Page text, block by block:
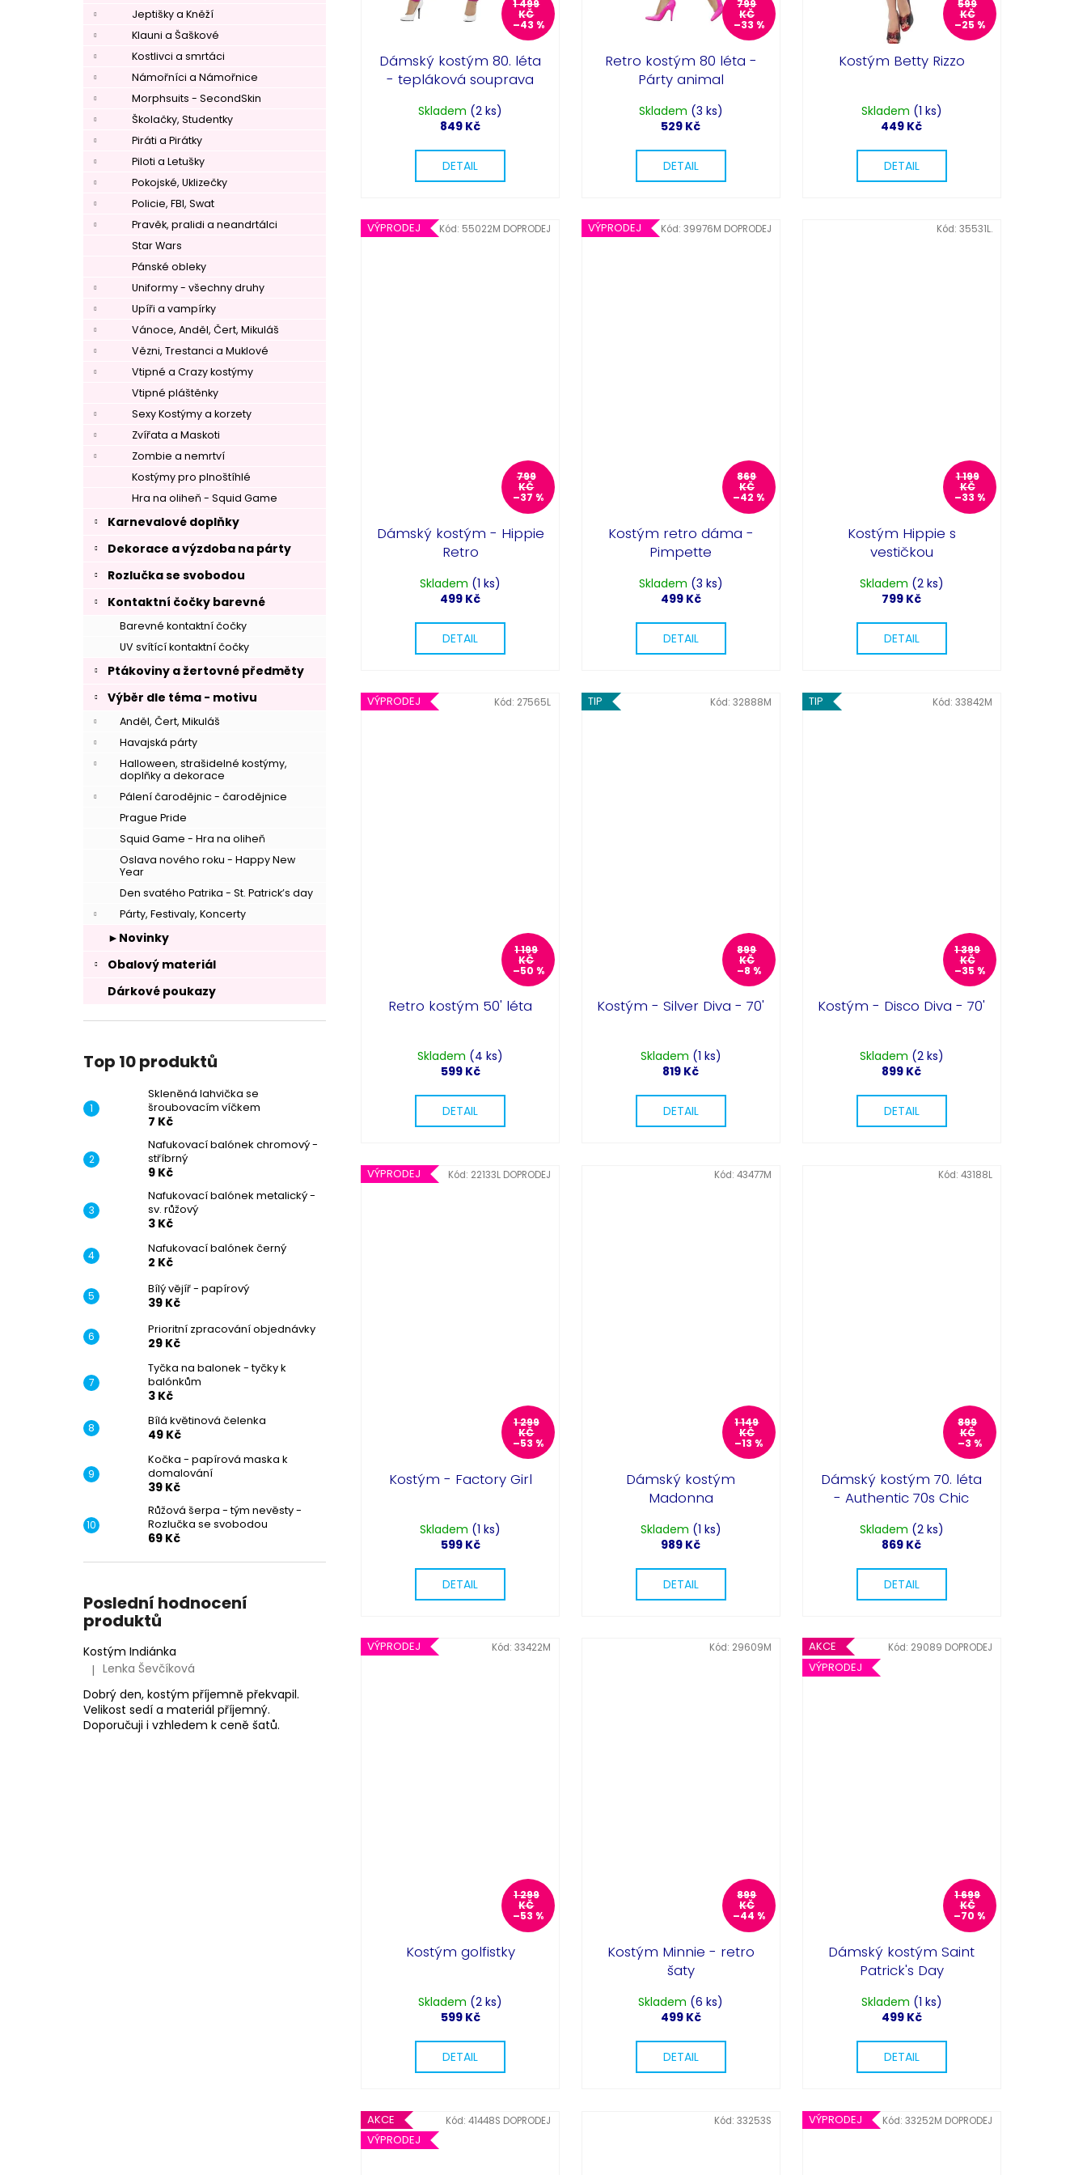
Jeptišky a Kněží
Klauni a Šaškové
Kostlivci a smrtáci
Námořníci a Námořnice
Morphsuits - SecondSkin
Školačky, Studentky
Piráti a Pirátky
Piloti a Letušky
Pokojské, Uklizečky
Policie, FBI, Swat
Pravěk, pralidi a neandrtálci
Star Wars
Pánské obleky
Uniformy - všechny druhy
Upíři a vampírky
Vánoce, Anděl, Čert, Mikuláš
Vězni, Trestanci a Muklové
Vtipné a Crazy kostýmy
Vtipné pláštěnky
Sexy Kostýmy a korzety
Zvířata a Maskoti
Zombie a nemrtví
Kostýmy pro plnoštíhlé
Hra na oliheň - Squid Game
Karnevalové doplňky
Dekorace a výzdoba na párty
Rozlučka se svobodou
Kontaktní čočky barevné
Barevné kontaktní čočky
UV svítící kontaktní čočky
Ptákoviny a žertovné předměty
Výběr dle téma - motivu
Anděl, Čert, Mikuláš
Havajská párty
Halloween, strašidelné kostýmy,
doplňky a dekorace
Pálení čarodějnic - čarodějnice
Prague Pride
Squid Game - Hra na oliheň
Oslava nového roku - Happy New
Year
Den svatého Patrika - St. Patrick’s day
Párty, Festivaly, Koncerty
►Novinky
Obalový materiál
Dárkové poukazy
Top 10 produktů
Skleněná lahvička se
šroubovacím víčkem
7 Kč
Nafukovací balónek chromový -
stříbrný
9 Kč
Nafukovací balónek metalický -
sv. růžový
3 Kč
Nafukovací balónek černý
2 Kč
Bílý vějíř - papírový
39 Kč
Prioritní zpracování objednávky
29 Kč
Tyčka na balonek - tyčky k
balónkům
3 Kč
Bílá květinová čelenka
49 Kč
Kočka - papírová maska k
domalování
39 Kč
Růžová šerpa - tým nevěsty -
Rozlučka se svobodou
69 Kč
Poslední hodnocení
produktů
Kostým Indiánka
Hodnocení produktu je 5 z 5 hvězdiček.
| Lenka Ševčíková
Dobrý den, kostým příjemně překvapil.
Velikost sedí a materiál příjemný.
Doporučuji i vzhledem k ceně šatů.
1 499
KČ
–43 %
Dámský kostým 80. léta
- tepláková souprava
Skladem (2 ks)
849 Kč
DETAIL
799
KČ
–33 %
Retro kostým 80 léta -
Párty animal
Skladem (3 ks)
529 Kč
DETAIL
599
KČ
–25 %
Kostým Betty Rizzo
Skladem (1 ks)
449 Kč
DETAIL
VÝPRODEJ
799
KČ
–37 %
Dámský kostým - Hippie
Retro
Skladem (1 ks)
499 Kč
DETAIL
Kód: 55022M DOPRODEJ VÝPRODEJ
869
KČ
–42 %
Kostým retro dáma -
Pimpette
Skladem (3 ks)
499 Kč
DETAIL
Kód: 39976M DOPRODEJ
1 199
KČ
–33 %
Kostým Hippie s
vestičkou
Skladem (2 ks)
799 Kč
DETAIL
Kód: 35531L.
VÝPRODEJ
1 199
KČ
–50 %
Retro kostým 50' léta
Skladem (4 ks)
599 Kč
DETAIL
Kód: 27565L TIP
899
KČ
–8 %
Kostým - Silver Diva - 70'
Skladem (1 ks)
819 Kč
DETAIL
Kód: 32888M TIP
1 399
KČ
–35 %
Kostým - Disco Diva - 70'
Skladem (2 ks)
899 Kč
DETAIL
Kód: 33842M
VÝPRODEJ
1 299
KČ
–53 %
Kostým - Factory Girl
Skladem (1 ks)
599 Kč
DETAIL
Kód: 22133L DOPRODEJ
1 149
KČ
–13 %
Dámský kostým
Madonna
Skladem (1 ks)
989 Kč
DETAIL
Kód: 43477M
899
KČ
–3 %
Dámský kostým 70. léta
- Authentic 70s Chic
Skladem (2 ks)
869 Kč
DETAIL
Kód: 43188L
VÝPRODEJ
1 299
KČ
–53 %
Kostým golfistky
Skladem (2 ks)
599 Kč
DETAIL
Kód:33422M
899
KČ
–44 %
Kostým Minnie - retro
šaty
Skladem (6 ks)
499 Kč
DETAIL
Kód: 29609M
AKCE
VÝPRODEJ
1 699
KČ
–70 %
Dámský kostým Saint
Patrick's Day
Skladem (1 ks)
499 Kč
DETAIL
Kód: 29089 DOPRODEJ
AKCE
VÝPRODEJ
Kód:41448S DOPRODEJ Kód: 33253S VÝPRODEJ Kód: 33252M DOPRODEJ